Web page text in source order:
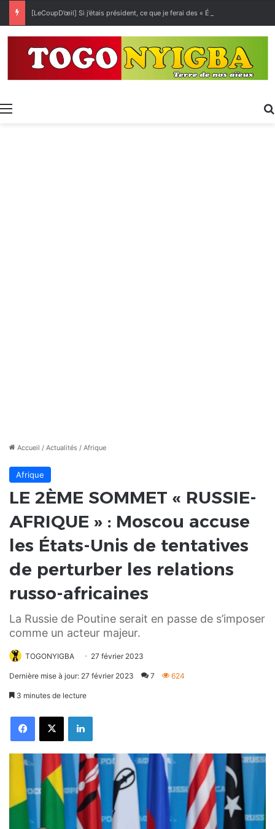
[LeCoupD’œil] Si j’étais président, ce que je ferai des « Évalas »
Menu
Accueil / Actualités / Afrique
Afrique
LE 2ÈME SOMMET « RUSSIE-
AFRIQUE » : Moscou accuse
les États-Unis de tentatives
de perturber les relations
russo-africaines
La Russie de Poutine serait en passe de s’imposer
comme un acteur majeur.
TOGONYIGBA 27 février 2023
Dernière mise à jour: 27 février 2023 7 624
3 minutes de lecture
FacebookX Linkedin